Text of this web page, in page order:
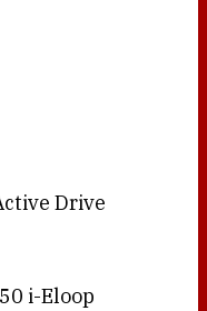
Drive
i-Eloop